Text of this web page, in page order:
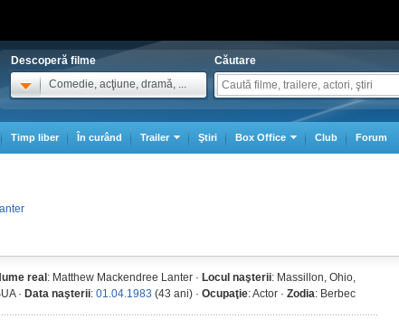
Descoperă filme
Comedie, acţiune, dramă, ...
Căutare
Timp liber În curând Trailer Ştiri Box Office Club Forum
real : Matthew Mackendree Lanter · Locul naşterii: Massillon, Ohio,
· Data naşterii: 01.04.1983 (43 ani) · Ocupaţie: Actor · Zodia: Berbec